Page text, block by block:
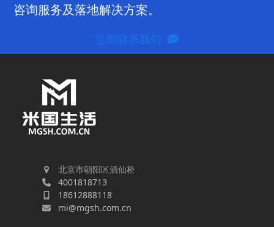
咨询服务及落地解决方案。
立即联系我们
北京市朝阳区酒仙桥
4001818713
18612888118
mi@mgsh.com.cn